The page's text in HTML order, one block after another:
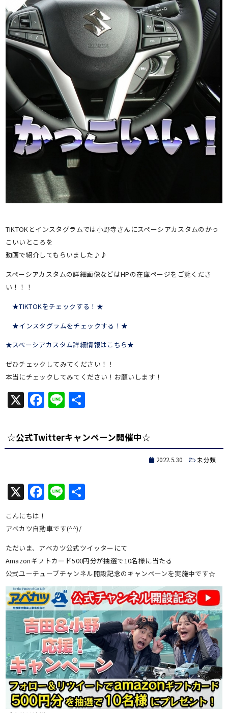
TIKTOKとインスタグラムでは小野寺さんにスペーシアカスタムのかっ
こいいところを
動画で紹介してもらいました♪♪
スペーシアカスタムの詳細画像などはHPの在庫ページをご覧くださ
い！！！
★TIKTOKをチェックする！★
★インスタグラムをチェックする！★
★スペーシアカスタム詳細情報はこちら★
ぜひチェックしてみてください！！
本当にチェックしてみてください！お願いします！
X Facebook
Line共
☆公式Twitterキャンペーン開催中☆
2022.5.30 未分類
X Facebook
Line共
こんにちは！
アベカツ自動車です(^^)/
ただいま、アベカツ公式ツイッターにて
Amazonギフトカード500円分が抽選で10名様に当たる
公式ユーチューブチャンネル開設記念のキャンペーンを実施中です☆